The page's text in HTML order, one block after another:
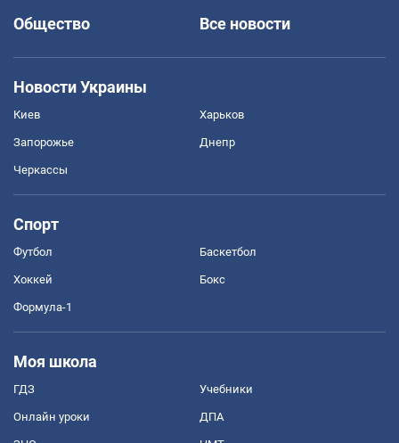
Общество
Все новости
Новости Украины
Киев Харьков
Запорожье Днепр
Черкассы
Спорт
Футбол Баскетбол
Хоккей Бокс
Формула-1
Моя школа
ГДЗ Учебники
Онлайн уроки ДПА